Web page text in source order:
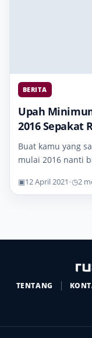
BERITA
Upah
2016 Sepakat
Buat kamu yang
mulai 2016 nanti
▣12 April 2021•◷2
TENTANG